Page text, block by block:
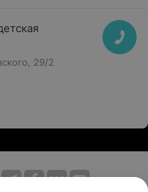
что обязательна
рекламируемые
иметь
реакции.
29/2